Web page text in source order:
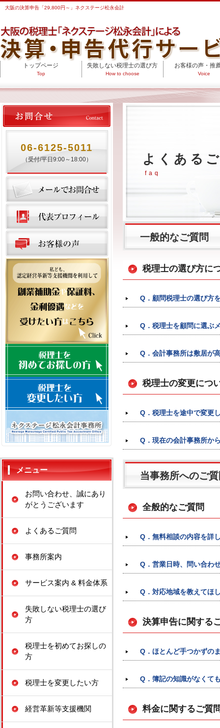
大阪の決算申告「29,800円～」ネクステージ松永会計
トップページ
Top
失敗しない税理士の選び方
How to choose
お客様の声・推
Voice
よくある
faq
一般的なご質問
税理士の選び方に
Q．顧問税理士の選び方
Q．税理士を顧問に選ぶ
Q．会計事務所は敷居が
税理士の変更につ
Q．税理士を途中で変更
Q．現在の会計事務所か
当事務所へのご
全般的なご質問
Q．無料相談の内容を詳
Q．営業日時、問い合わ
Q．対応地域を教えてほ
決算申告に関する
Q．ほとんど手つかずの
Q．簿記の知識がなくて
料金に関するご質
06-6125-5011
（受付/平日9:00～18:00）
メニュー
お問い合わせ、誠にあり
がとうございます
よくあるご質問
事務所案内
サービス案内 & 料金体系
失敗しない税理士の選び
方
税理士を初めてお探しの
方
税理士を変更したい方
経営革新等支援機関